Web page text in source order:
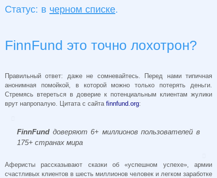
Статус: в черном списке.
FinnFund это точно лохотрон?
Правильный ответ: даже не сомневайтесь. Перед нами типичная
анонимная помойкой, в которой можно только потерять деньги.
Стремясь втереться в доверие к потенциальным клиентам жулики
врут напропалую. Цитата с сайта finnfund.org:
FinnFundдоверяют 6+ миллионов пользователей в
175+ странах мира
Аферисты рассказывают сказки об «успешном успехе», армии
счастливых клиентов в шесть миллионов человек и легком заработке